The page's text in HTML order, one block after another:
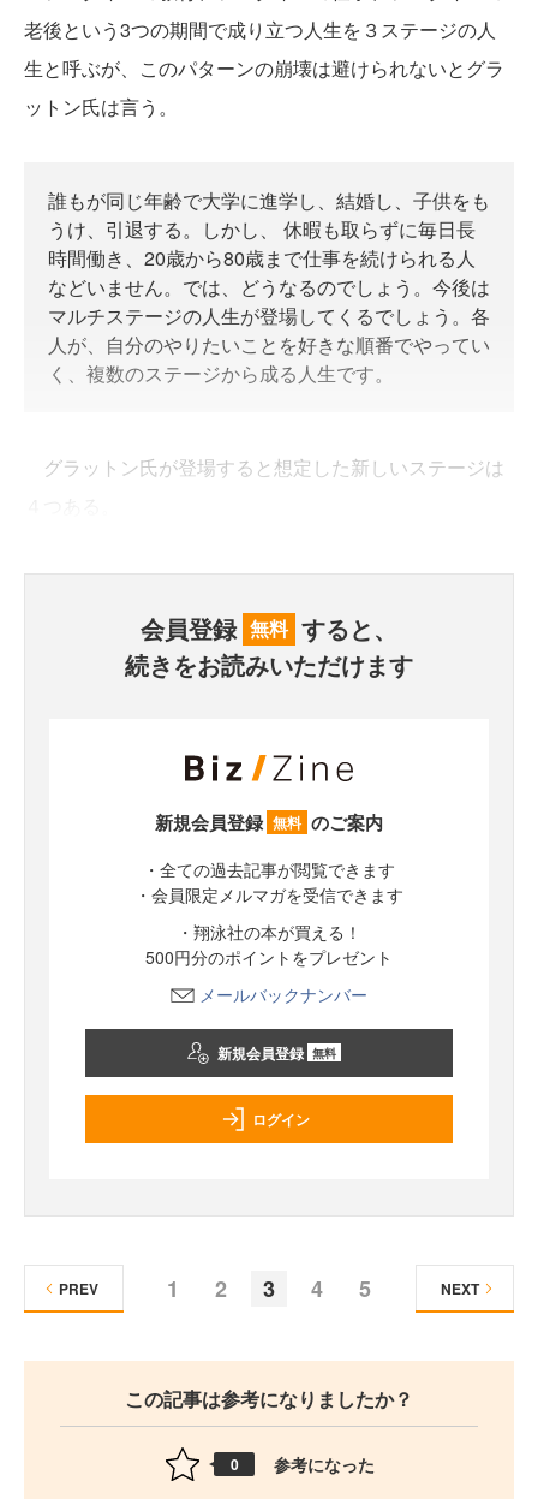
老後という3つの期間で成り立つ人生を３ステージの人
生と呼ぶが、このパターンの崩壊は避けられないとグラ
ットン氏は言う。
誰もが同じ年齢で大学に進学し、結婚し、子供をも
うけ、引退する。しかし、 休暇も取らずに毎日長
時間働き、20歳から80歳まで仕事を続けられる人
などいません。では、どうなるのでしょう。今後は
マルチステージの人生が登場してくるでしょう。各
人が、自分のやりたいことを好きな順番でやってい
く、複数のステージから成る人生です。
グラットン氏が登場すると想定した新しいステージは
会員登録 無料 すると、
続きをお読みいただけます
新規会員登録 無料 のご案内
・全ての過去記事が閲覧できます
・会員限定メルマガを受信できます
・翔泳社の本が買える！
500円分のポイントをプレゼント
メールバックナンバー
新規会員登録 無料
ログイン
1 2 3 4 5
PREV NEXT
この記事は参考になりましたか？
0 参考になった